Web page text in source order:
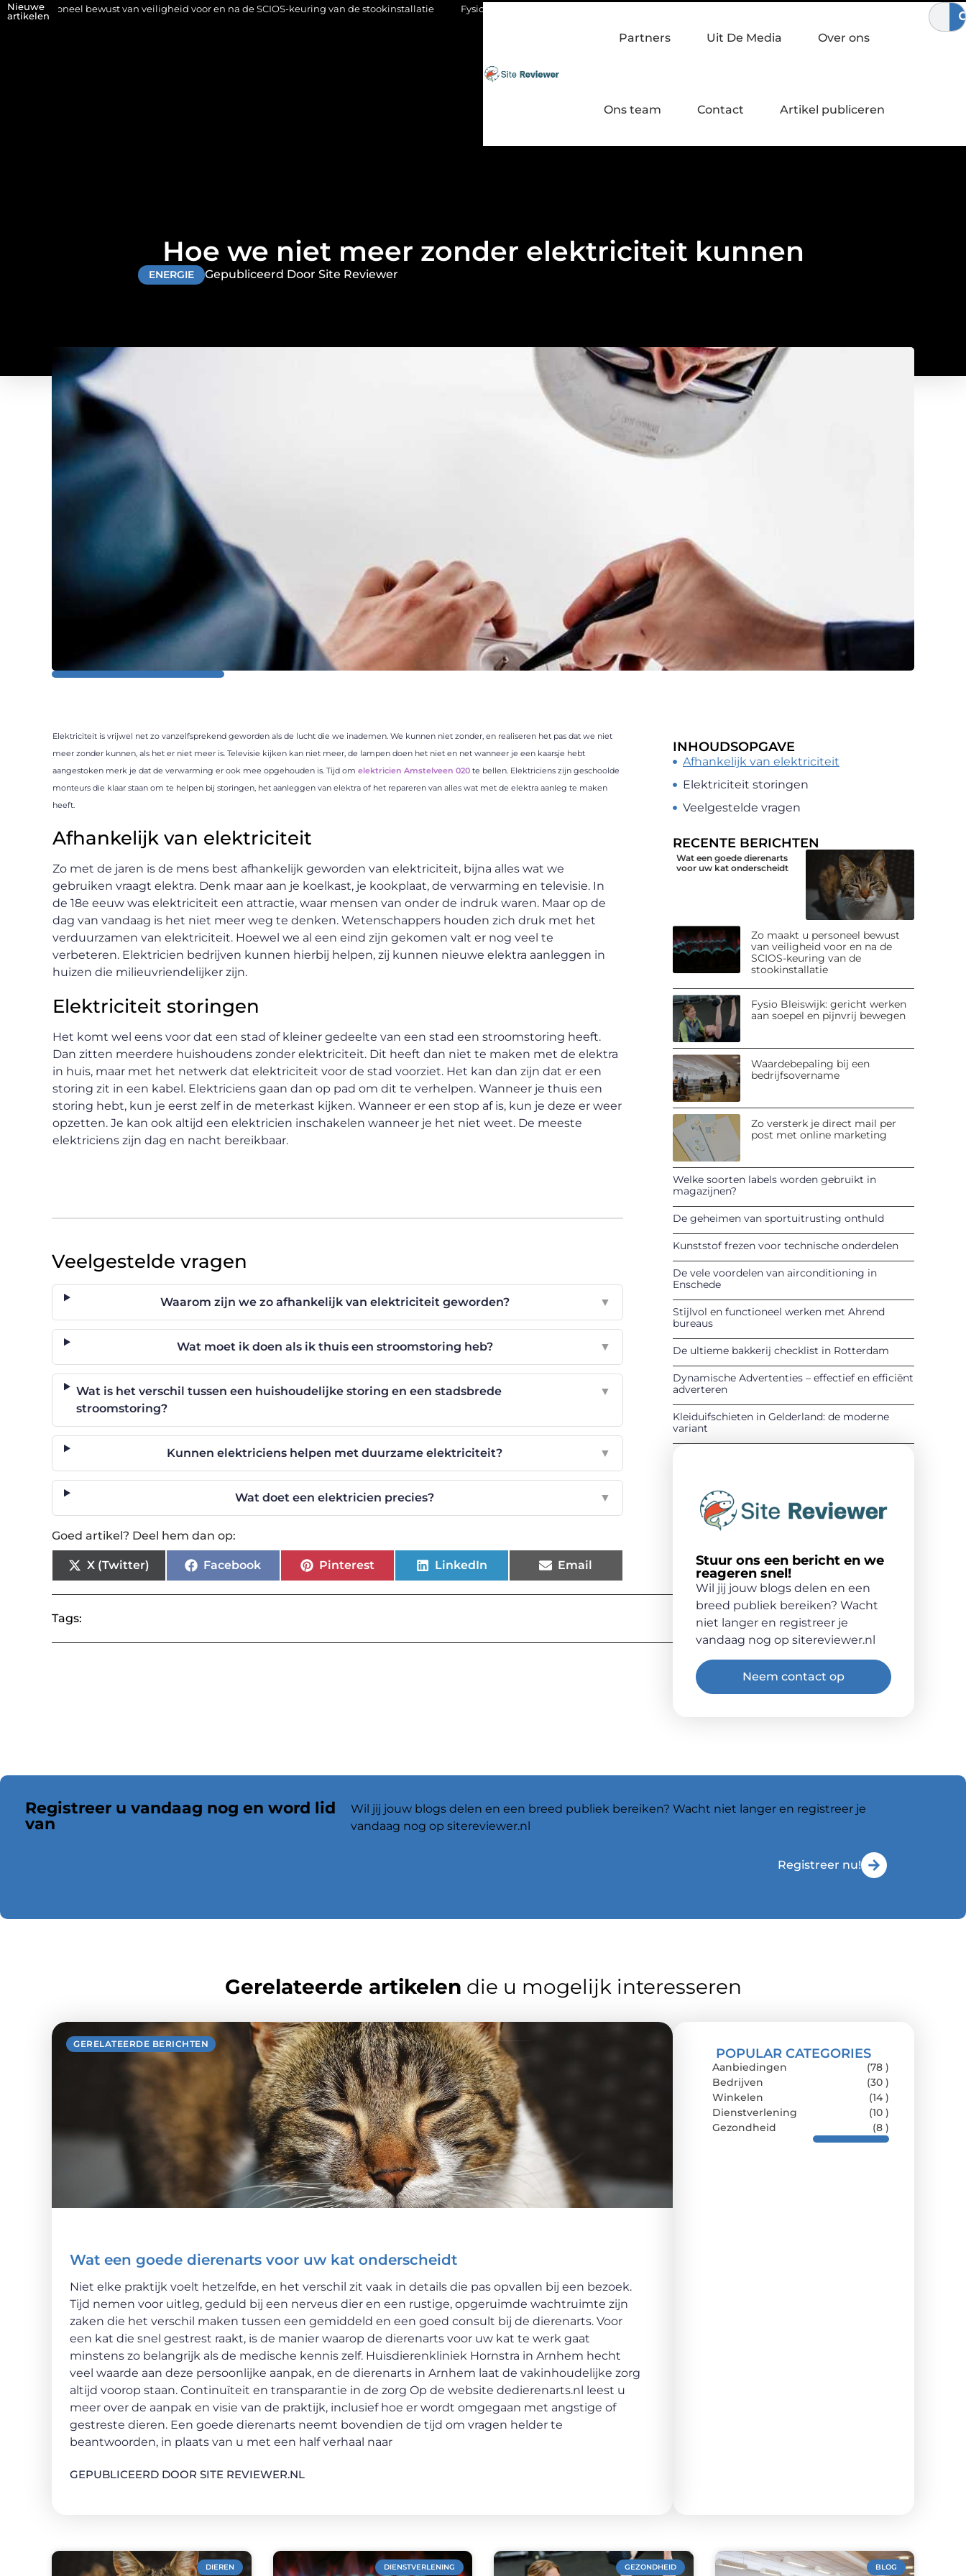
Nieuwe
artikelen
bewust van veiligheid voor en na de SCIOS-keuring van de stookinstallatie Fysio Bleiswijk: gericht werken aan soepel en pijnvrij bewegen Zo
Partners Uit De Media Over ons
Ons team Contact Artikel publiceren
Hoe we niet meer zonder elektriciteit kunnen
ENERGIE Gepubliceerd Door Site Reviewer
Elektriciteit is vrijwel net zo vanzelfsprekend geworden als de lucht die we inademen. We kunnen niet zonder, en realiseren het pas dat we niet
meer zonder kunnen, als het er niet meer is. Televisie kijken kan niet meer, de lampen doen het niet en net wanneer je een kaarsje hebt
aangestoken merk je dat de verwarming er ook mee opgehouden is. Tijd om elektricien Amstelveen 020 te bellen. Elektriciens zijn geschoolde
monteurs die klaar staan om te helpen bij storingen, het aanleggen van elektra of het repareren van alles wat met de elektra aanleg te maken
heeft.
Afhankelijk van elektriciteit
Zo met de jaren is de mens best afhankelijk geworden van elektriciteit, bijna alles wat we
gebruiken vraagt elektra. Denk maar aan je koelkast, je kookplaat, de verwarming en televisie. In
de 18e eeuw was elektriciteit een attractie, waar mensen van onder de indruk waren. Maar op de
dag van vandaag is het niet meer weg te denken. Wetenschappers houden zich druk met het
verduurzamen van elektriciteit. Hoewel we al een eind zijn gekomen valt er nog veel te
verbeteren. Elektricien bedrijven kunnen hierbij helpen, zij kunnen nieuwe elektra aanleggen in
huizen die milieuvriendelijker zijn.
Elektriciteit storingen
Het komt wel eens voor dat een stad of kleiner gedeelte van een stad een stroomstoring heeft.
Dan zitten meerdere huishoudens zonder elektriciteit. Dit heeft dan niet te maken met de elektra
in huis, maar met het netwerk dat elektriciteit voor de stad voorziet. Het kan dan zijn dat er een
storing zit in een kabel. Elektriciens gaan dan op pad om dit te verhelpen. Wanneer je thuis een
storing hebt, kun je eerst zelf in de meterkast kijken. Wanneer er een stop af is, kun je deze er weer
opzetten. Je kan ook altijd een elektricien inschakelen wanneer je het niet weet. De meeste
elektriciens zijn dag en nacht bereikbaar.
Veelgestelde vragen
Waarom zijn we zo afhankelijk van elektriciteit geworden? ▼
Wat moet ik doen als ik thuis een stroomstoring heb? ▼
Wat is het verschil tussen een huishoudelijke storing en een stadsbrede
stroomstoring?
▼
Kunnen elektriciens helpen met duurzame elektriciteit? ▼
Wat doet een elektricien precies? ▼
Goed artikel? Deel hem dan op:
X (Twitter) Facebook Pinterest LinkedIn Email
Tags:
INHOUDSOPGAVE
Afhankelijk van elektriciteit
Elektriciteit storingen
Veelgestelde vragen
RECENTE BERICHTEN
Wat een goede dierenarts
voor uw kat onderscheidt
Zo maakt u personeel bewust
van veiligheid voor en na de
SCIOS-keuring van de
stookinstallatie
Fysio Bleiswijk: gericht werken
aan soepel en pijnvrij bewegen
Waardebepaling bij een
bedrijfsovername
Zo versterk je direct mail per
post met online marketing
Welke soorten labels worden gebruikt in
magazijnen?
De geheimen van sportuitrusting onthuld
Kunststof frezen voor technische onderdelen
De vele voordelen van airconditioning in
Enschede
Stijlvol en functioneel werken met Ahrend
bureaus
De ultieme bakkerij checklist in Rotterdam
Dynamische Advertenties – effectief en efficiënt
adverteren
Kleiduifschieten in Gelderland: de moderne
variant
Stuur ons een bericht en we
reageren snel!
Wil jij jouw blogs delen en een
breed publiek bereiken? Wacht
niet langer en registreer je
vandaag nog op sitereviewer.nl
Neem contact op
Registreer u vandaag nog en word lid
van
Wil jij jouw blogs delen en een breed publiek bereiken? Wacht niet langer en registreer je
vandaag nog op sitereviewer.nl
Registreer nu!
Gerelateerde artikelen die u mogelijk interesseren
GERELATEERDE BERICHTEN
Wat een goede dierenarts voor uw kat onderscheidt
Niet elke praktijk voelt hetzelfde, en het verschil zit vaak in details die pas opvallen bij een bezoek.
Tijd nemen voor uitleg, geduld bij een nerveus dier en een rustige, opgeruimde wachtruimte zijn
zaken die het verschil maken tussen een gemiddeld en een goed consult bij de dierenarts. Voor
een kat die snel gestrest raakt, is de manier waarop de dierenarts voor uw kat te werk gaat
minstens zo belangrijk als de medische kennis zelf. Huisdierenkliniek Hornstra in Arnhem hecht
veel waarde aan deze persoonlijke aanpak, en de dierenarts in Arnhem laat de vakinhoudelijke zorg
altijd voorop staan. Continuïteit en transparantie in de zorg Op de website dedierenarts.nl leest u
meer over de aanpak en visie van de praktijk, inclusief hoe er wordt omgegaan met angstige of
gestreste dieren. Een goede dierenarts neemt bovendien de tijd om vragen helder te
beantwoorden, in plaats van u met een half verhaal naar
GEPUBLICEERD DOOR SITE REVIEWER.NL
POPULAR CATEGORIES
Aanbiedingen
(78 )
Bedrijven
(30 )
Winkelen
(14 )
Dienstverlening
(10 )
Gezondheid
(8 )
DIEREN DIENSTVERLENING GEZONDHEID BLOG